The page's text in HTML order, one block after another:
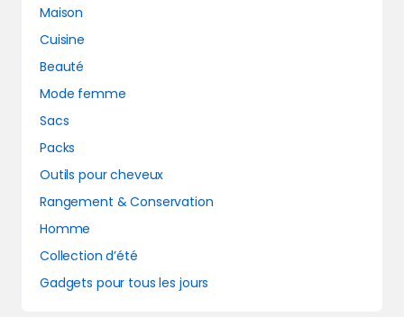
Maison
Cuisine
Beauté
Mode femme
Sacs
Packs
Outils pour cheveux
Rangement & Conservation
Homme
Collection d’été
Gadgets pour tous les jours